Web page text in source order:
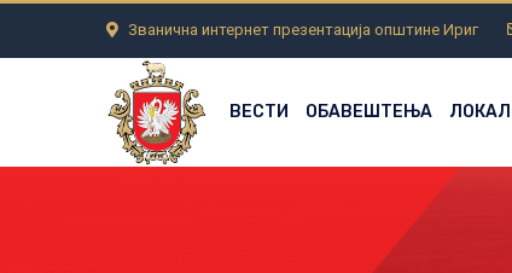
Званична интернет презентација општине Ириг
ВЕСТИ ОБАВЕШТЕЊА